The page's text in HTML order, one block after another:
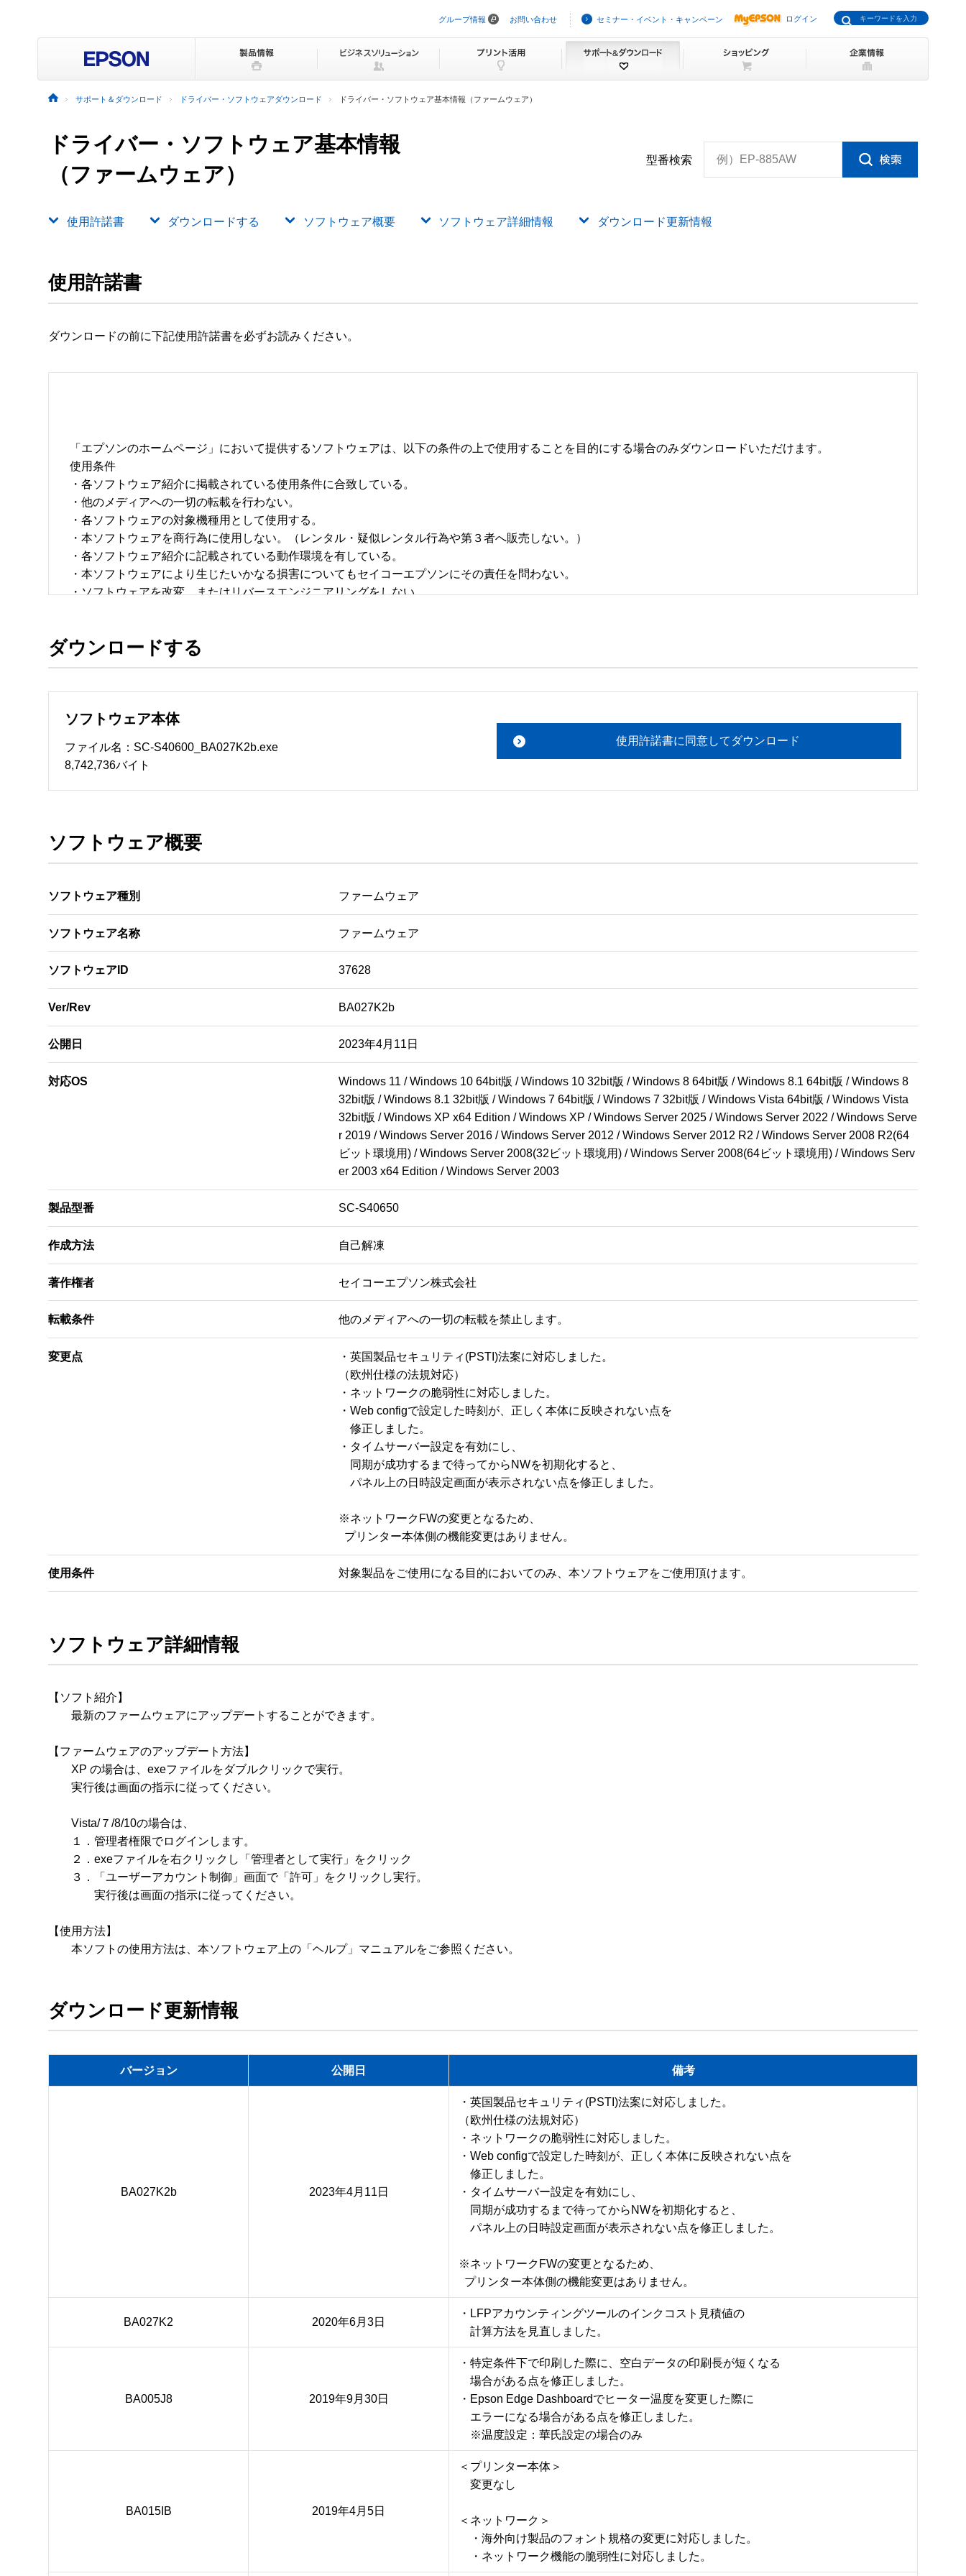
ビ
ョ
を
グループ情報 お問い合わせ セミナー・イベント・キャンペーン ログイン
サポート＆ダウンロード ドライバー・ソフトウェアダウンロード ドライバー・ソフトウェア基本情報（ファームウェア）
ドライバー・ソフトウェア基本情報
（ファームウェア）
型番検索 例）EP-885AW
使用許諾書 ダウンロードする ソフトウェア概要 ソフトウェア詳細情報 ダウンロード更新情報
使用許諾書
ダウンロードの前に下記使用許諾書を必ずお読みください。
「エプソンのホームページ」において提供するソフトウェアは、以下の条件の上で使用することを目的にする場合のみダウンロードいただけます。
使用条件
・各ソフトウェア紹介に掲載されている使用条件に合致している。
・他のメディアへの一切の転載を行わない。
・各ソフトウェアの対象機種用として使用する。
・本ソフトウェアを商行為に使用しない。（レンタル・疑似レンタル行為や第３者へ販売しない。）
・各ソフトウェア紹介に記載されている動作環境を有している。
・本ソフトウェアにより生じたいかなる損害についてもセイコーエプソンにその責任を問わない。
・ソフトウェアを改変、またはリバースエンジニアリングをしない。
ソフトウェアのサポート
ソフトウェアの保証範囲
・ソフトウェアは、予告せず改良、変更することがあります。
著作権者
ダウンロードする
ソフトウェア本体
ファイル名：SC-S40600_BA027K2b.exe
8,742,736バイト
使用許諾書に同意してダウンロード
ソフトウェア概要
ソフトウェア種別 ファームウェア
ソフトウェア名称 ファームウェア
ソフトウェアID 37628
Ver/Rev BA027K2b
公開日 2023年4月11日
対応OS
Windows 11 / Windows 10 64bit版 / Windows 10 32bit版 / Windows 8 64bit版 / Windows 8.1 64bit版 / Windows 8
32bit版 / Windows 8.1 32bit版 / Windows 7 64bit版 / Windows 7 32bit版 / Windows Vista 64bit版 / Windows Vista
32bit版 / Windows XP x64 Edition / Windows XP / Windows Server 2025 / Windows Server 2022 / Windows Serve
r 2019 / Windows Server 2016 / Windows Server 2012 / Windows Server 2012 R2 / Windows Server 2008 R2(64
ビット環境用) / Windows Server 2008(32ビット環境用) / Windows Server 2008(64ビット環境用) / Windows Serv
er 2003 x64 Edition / Windows Server 2003
製品型番 SC-S40650
作成方法 自己解凍
著作権者 セイコーエプソン株式会社
転載条件 他のメディアへの一切の転載を禁止します。
変更点
・英国製品セキュリティ(PSTI)法案に対応しました。
（欧州仕様の法規対応）
・ネットワークの脆弱性に対応しました。
・Web configで設定した時刻が、正しく本体に反映されない点を
修正しました。
・タイムサーバー設定を有効にし、
同期が成功するまで待ってからNWを初期化すると、
パネル上の日時設定画面が表示されない点を修正しました。
※ネットワークFWの変更となるため、
  プリンター本体側の機能変更はありません。
使用条件 対象製品をご使用になる目的においてのみ、本ソフトウェアをご使用頂けます。
ソフトウェア詳細情報
【ソフト紹介】
最新のファームウェアにアップデートすることができます。
【ファームウェアのアップデート方法】
XP の場合は、exeファイルをダブルクリックで実行。
実行後は画面の指示に従ってください。
Vista/７/8/10の場合は、
１．管理者権限でログインします。
２．exeファイルを右クリックし「管理者として実行」をクリック
３．「ユーザーアカウント制御」画面で「許可」をクリックし実行。
実行後は画面の指示に従ってください。
【使用方法】
本ソフトの使用方法は、本ソフトウェア上の「ヘルプ」マニュアルをご参照ください。
ダウンロード更新情報
バージョン 公開日 備考
BA027K2b 2023年4月11日
・英国製品セキュリティ(PSTI)法案に対応しました。
（欧州仕様の法規対応）
・ネットワークの脆弱性に対応しました。
・Web configで設定した時刻が、正しく本体に反映されない点を
修正しました。
・タイムサーバー設定を有効にし、
同期が成功するまで待ってからNWを初期化すると、
パネル上の日時設定画面が表示されない点を修正しました。
※ネットワークFWの変更となるため、
  プリンター本体側の機能変更はありません。
BA027K2 2020年6月3日
・LFPアカウンティングツールのインクコスト見積値の
BA005J8 2019年9月30日
・特定条件下で印刷した際に、空白データの印刷長が短くなる
場合がある点を修正しました。
・Epson Edge Dashboardでヒーター温度を変更した際に
エラーになる場合がある点を修正しました。
BA015IB 2019年4月5日
＜プリンター本体＞
変更なし
＜ネットワーク＞
・海外向け製品のフォント規格の変更に対応しました。